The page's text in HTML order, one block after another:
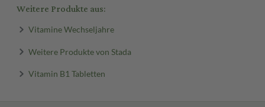
Weitere Produkte aus:
Vitamine Wechseljahre
Weitere Produkte von Stada
Vitamin B1 Tabletten